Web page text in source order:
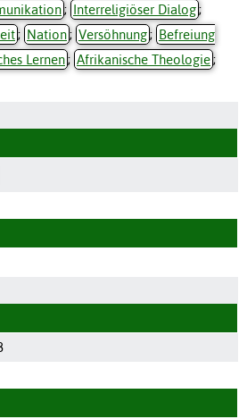
; Interreligiöser Dialog;
; Nation; Versöhnung; Befreiung
Lernen; Afrikanische Theologie;